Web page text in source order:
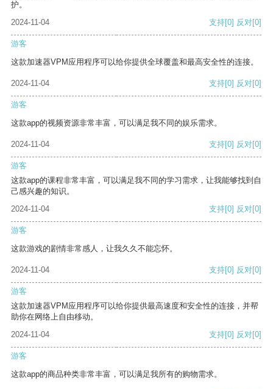
护。
2024-11-04
支持[0] 反对[0]
游客
这款加速器VPM应用程序可以给你提供全球覆盖和最高安全性的连接。
2024-11-04 支持[0] 反对[0]
游客
这款app的视频资源非常丰富，可以满足我不同的娱乐需求。
2024-11-04 支持[0] 反对[0]
游客
这款app的课程非常丰富，可以满足我不同的学习需求，让我能够找到自
己感兴趣的知识。
2024-11-04
支持[0] 反对[0]
游客
这款游戏的剧情非常感人，让我久久不能忘怀。
2024-11-04 支持[0] 反对[0]
游客
这款加速器VPM应用程序可以给你提供最高速度和安全性的连接，并帮
助你在网络上自由移动。
2024-11-04
支持[0] 反对[0]
游客
这款app的商品种类非常丰富，可以满足我所有的购物需求。